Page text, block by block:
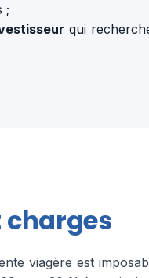
;
qui
charges
viagère est